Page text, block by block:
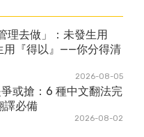
理去做」：未發生用
用『得以』——你分得清
2026-08-05
或搶：6 種中文翻法完
譯必備
2026-08-02